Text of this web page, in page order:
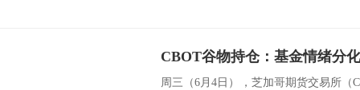
周三（6月4日），芝加哥期货交易所（